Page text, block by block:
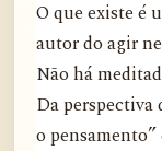
O que existe é
autor do agir
Não há
Da perspectiva
o